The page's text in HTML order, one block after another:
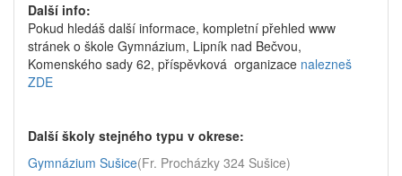
Další info:
Pokud hledáš další informace, kompletní přehled www
stránek o škole Gymnázium, Lipník nad Bečvou,
Komenského sady 62, příspěvková organizace nalezneš
ZDE
Další školy stejného typu v okrese:
Gymnázium Sušice(Fr. Procházky 324 Sušice)